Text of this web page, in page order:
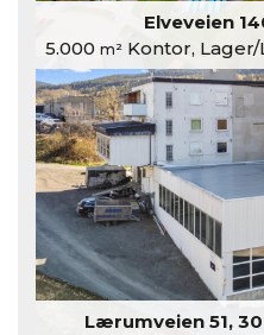
Elveveien
5.000 m²Kontor, Lager/
Lærumveien 51,